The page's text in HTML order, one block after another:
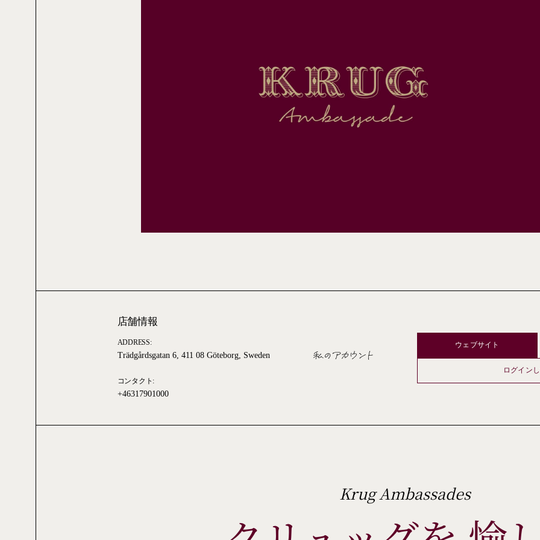
店舗情報
ADDRESS:
Trädgårdsgatan 6, 411 08 Göteborg, Sweden
コンタクト:
+46317901000
私のアカウント
ウェブサイト
ログイン
Krug Ambassades